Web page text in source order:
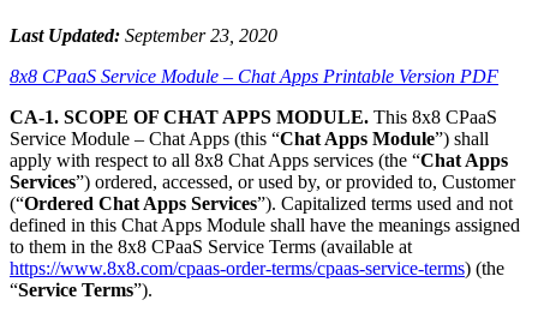
Last Updated: September 23, 2020
8x8 CPaaS Service Module – Chat Apps Printable Version PDF
CA-1. SCOPE OF CHAT APPS MODULE. This 8x8 CPaaS
Service Module – Chat Apps (this “Chat Apps Module”) shall
apply with respect to all 8x8 Chat Apps services (the “Chat Apps
Services”) ordered, accessed, or used by, or provided to, Customer
(“Ordered Chat Apps Services”). Capitalized terms used and not
defined in this Chat Apps Module shall have the meanings assigned
to them in the 8x8 CPaaS Service Terms (available at
https://www.8x8.com/cpaas-order-terms/cpaas-service-terms) (the
“Service Terms”).